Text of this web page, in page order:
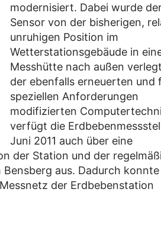
modernisiert. Dabei wurde
Sensor von der bisherigen,
unruhigen Position im
Wetterstationsgebäude in
Messhütte nach außen
der ebenfalls erneuerten und
speziellen Anforderungen
modifizierten
verfügt die
Juni 2011 auch über eine
der Station und der
aus. Dadurch konnte
der Erdbebenstation